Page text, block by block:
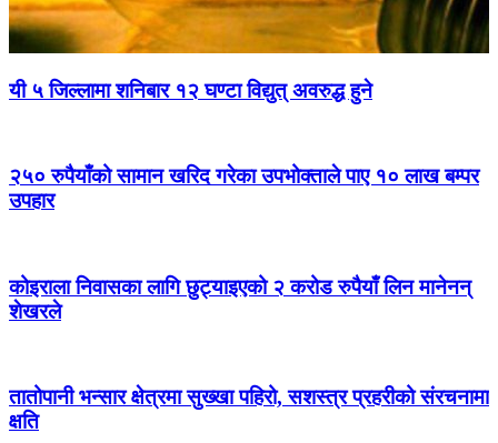
यी ५ जिल्लामा शनिबार १२ घण्टा विद्युत् अवरुद्ध हुने
२५० रुपैयाँको सामान खरिद गरेका उपभोक्ताले पाए १० लाख बम्पर
उपहार
कोइराला निवासका लागि छुट्याइएको २ करोड रुपैयाँ लिन मानेनन्
शेखरले
तातोपानी भन्सार क्षेत्रमा सुख्खा पहिरो, सशस्त्र प्रहरीको संरचनामा
क्षति